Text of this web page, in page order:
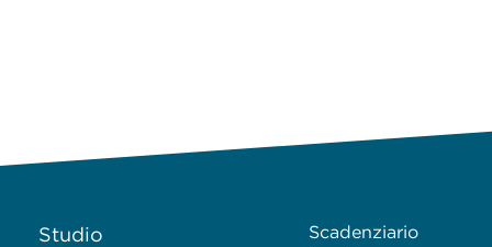
Studio
Scadenziario